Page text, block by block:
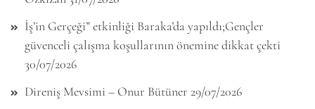
İş’in Gerçeği” etkinliği Baraka’da yapıldı;Gençler
güvenceli çalışma koşullarının önemine dikkat çekti
30/07/2026
Direniş Mevsimi – Onur Bütüner 29/07/2026